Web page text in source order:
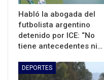
Habló la abogada del
futbolista argentino
detenido por ICE: “No
tiene antecedentes ni…
DEPORTES